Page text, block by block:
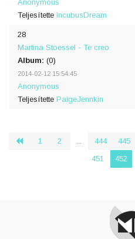
Anonymous
Teljesítette IncubusDream
28
Martina Stoessel - Te creo
Album: (0)
2014-02-12 15:54:45
Anonymous
Teljesítette PaigeJennkin
‹ 1 2 ... 444 445
451
452